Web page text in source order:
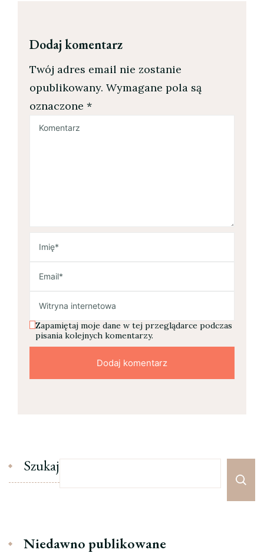
Dodaj komentarz
Twój adres email nie zostanie
opublikowany. Wymagane pola są
oznaczone *
Zapamiętaj moje dane w tej przeglądarce podczas
pisania kolejnych komentarzy.
Szukaj
Niedawno publikowane